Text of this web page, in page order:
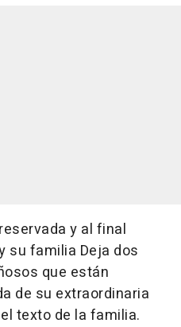
y al final
su familia Deja dos
que están
de su extraordinaria
texto de la familia.